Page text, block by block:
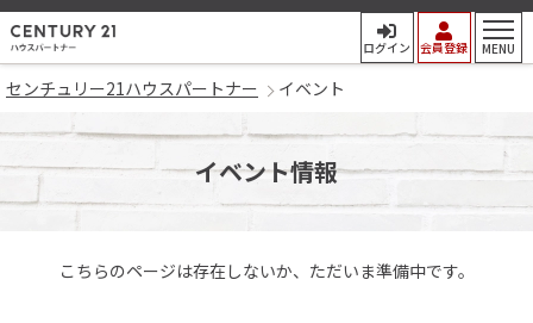
センチュリー21ハウスパート
ログイン 会員登録 MENU
センチュリー21ハウスパートナー イベント
イベント情報
こちらのページは存在しないか、 ただいま準備中です。